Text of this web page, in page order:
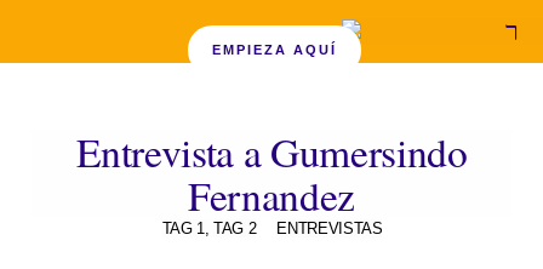
EMPIEZA AQUÍ
Entrevista a Gumersindo
Fernandez
TAG 1,TAG 2 ENTREVISTAS